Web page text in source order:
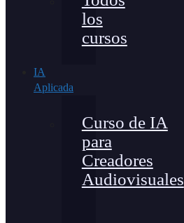
los
cursos
IA
Aplicada
Curso de IA
para
Creadores
Audiovisuales